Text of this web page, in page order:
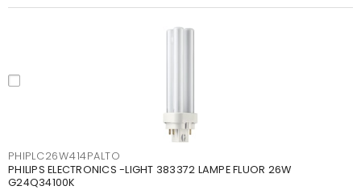
PHIPLC26W414PALTO
PHILIPS ELECTRONICS -LIGHT 383372 LAMPE FLUOR 26W
G24Q34100K